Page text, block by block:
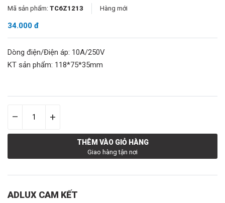
Mã sản phẩm: TC6Z1213 Hàng mới
34.000 đ
Dòng điện/Điện áp: 10A/250V
KT sản phẩm: 118*75*35mm
– +
THÊM VÀO GIỎ HÀNG
Giao hàng tận nơi
ADLUX CAM KẾT